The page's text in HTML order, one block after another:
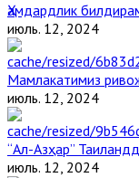
Ҳамдардлик
июль. 12, 2024
Мамлакатимиз
июль. 12, 2024
“Ал-Азҳар”
июль. 12, 2024